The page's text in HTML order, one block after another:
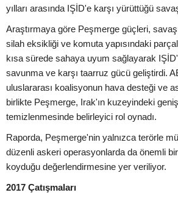
yılları arasında IŞİD'e karşı yürüttüğü
Araştırmaya göre Peşmerge güçleri,
silah eksikliği ve komuta yapısındaki
kısa sürede sahaya uyum sağlayarak
savunma ve karşı taarruz gücü geliştirdi.
uluslararası koalisyonun hava desteği ve
birlikte Peşmerge, Irak'ın kuzeyindeki
temizlenmesinde belirleyici rol oynadı.
Raporda, Peşmerge'nin yalnızca terörle
düzenli askeri operasyonlarda da önemli
koyduğu değerlendirmesine yer veriliyor.
2017 Çatışmaları